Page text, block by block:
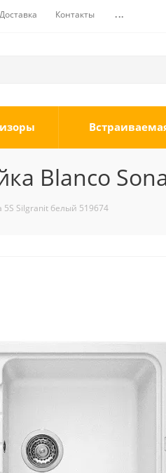
Доставка Контакты ...
Blanco
5S Silgranit белый 519674